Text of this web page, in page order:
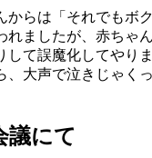
からは「それでもボ
れましたが、赤ちゃ
して誤魔化してやりま
、大声で泣きじゃく
議にて